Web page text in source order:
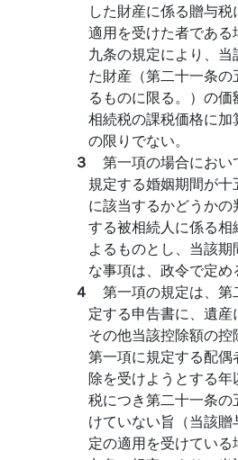
した財産に係る贈与
適用を受けた者であ
九条の規定により、
た財産（第二十一条
るものに限る。）の
相続税の課税価格に加
の限りでない。
３ 第一項の場合にお
規定する婚姻期間が
に該当するかどうか
する被相続人に係る
よるものとし、当該
な事項は、政令で定め
４ 第一項の規定は、
定する申告書に、遺
その他当該控除額の
第一項に規定する配
除を受けようとする
税につき第二十一条
けていない旨（当該
定の適用を受けてい